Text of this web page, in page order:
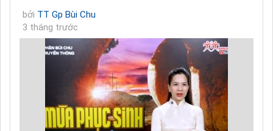
bởi TT Gp Bùi Chu
3 tháng trước